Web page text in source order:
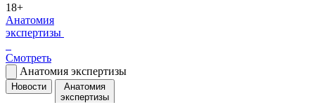
18+
Анатомия
экспертизы
Смотреть
Анатомия экспертизы
Новости
Анатомия
экспертизы